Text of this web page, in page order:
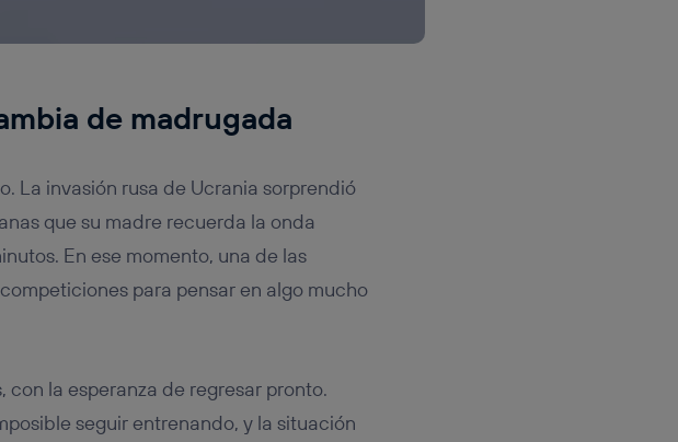
de madrugada
La invasión rusa de Ucrania sorprendió
que su madre recuerda la onda
En ese momento, una de las
para pensar en algo mucho
la esperanza de regresar pronto.
seguir entrenando, y la situación